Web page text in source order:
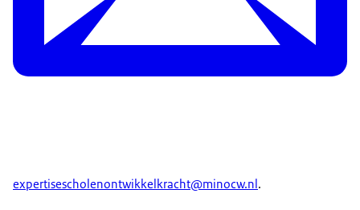
expertisescholenontwikkelkracht@minocw.nl.